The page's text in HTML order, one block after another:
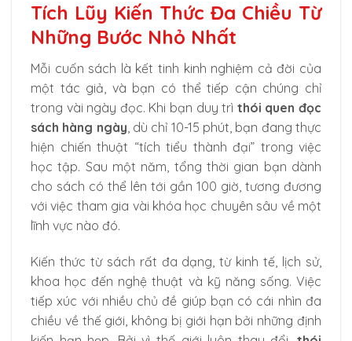
Tích Lũy Kiến Thức Đa Chiều Từ
Những Bước Nhỏ Nhất
Mỗi cuốn sách là kết tinh kinh nghiệm cả đời của
một tác giả, và bạn có thể tiếp cận chúng chỉ
trong vài ngày đọc. Khi bạn duy trì thói quen đọc
sách hàng ngày, dù chỉ 10-15 phút, bạn đang thực
hiện chiến thuật “tích tiểu thành đại” trong việc
học tập. Sau một năm, tổng thời gian bạn dành
cho sách có thể lên tới gần 100 giờ, tương đương
với việc tham gia vài khóa học chuyên sâu về một
lĩnh vực nào đó.
Kiến thức từ sách rất đa dạng, từ kinh tế, lịch sử,
khoa học đến nghệ thuật và kỹ năng sống. Việc
tiếp xúc với nhiều chủ đề giúp bạn có cái nhìn đa
chiều về thế giới, không bị giới hạn bởi những định